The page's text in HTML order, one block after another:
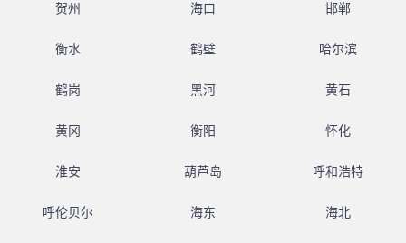
贺州 海口 邯郸
衡水 鹤壁 哈尔滨
鹤岗 黑河 黄石
黄冈 衡阳 怀化
淮安 葫芦岛 呼和浩特
呼伦贝尔 海东 海北